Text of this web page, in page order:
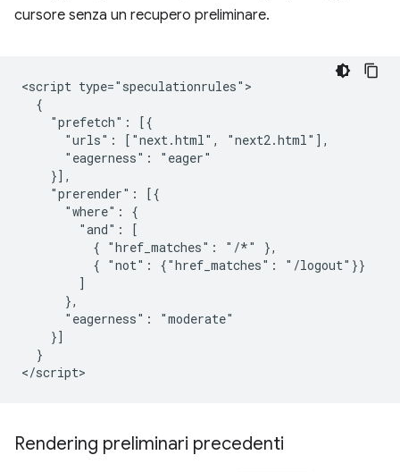
cursore senza un recupero preliminare.
<script type="speculationrules">
  {
    "prefetch": [{
      "urls": ["next.html", "next2.html"],
      "eagerness": "eager"
    }],
    "prerender": [{
      "where": {
        "and": [
          { "href_matches": "/*" },
          { "not": {"href_matches": "/logout"}}
        ]
      },
      "eagerness": "moderate"
    }]
  }
Rendering preliminari precedenti